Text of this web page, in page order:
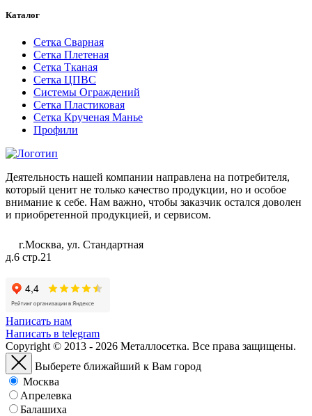
Каталог
Сетка Сварная
Сетка Плетеная
Сетка Тканая
Сетка ЦПВС
Системы Ограждений
Сетка Пластиковая
Сетка Крученая Манье
Профили
Деятельность нашей компании направлена на потребителя,
который ценит не только качество продукции, но и особое
внимание к себе. Нам важно, чтобы заказчик остался доволен
и приобретенной продукцией, и сервисом.
г.Москва, ул. Стандартная
д.6 стр.21
Написать нам
Написать в telegram
Copyright © 2013 - 2026 Металлосетка. Все права защищены.
Выберете ближайший к Вам город
Москва
Апрелевка
Балашиха